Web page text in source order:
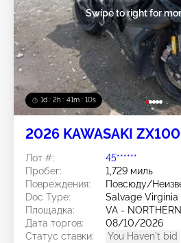
1d : 2h : 41m : 08s
Swipe to right for
2026 KAWASAKI
Лот #:
45******
Пробег:
1,729 миль
Повреждения:
Повсюду/
Doc Type:
Salvage Virginia
Площадка:
VA -
Дата торгов:
08/10/2026
Статус ставки:
You Haven't bid